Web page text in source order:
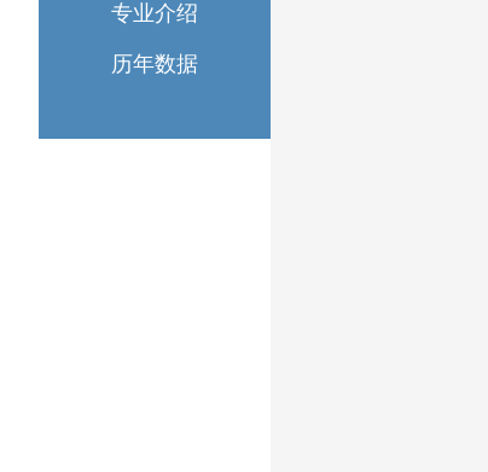
专业介绍
历年数据